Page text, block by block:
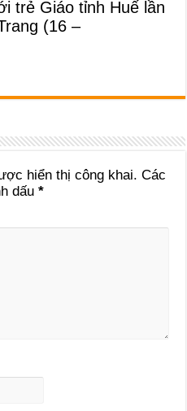
trẻ Giáo tỉnh Huế lần
(16 –
hiển thị công khai. Các
dấu*